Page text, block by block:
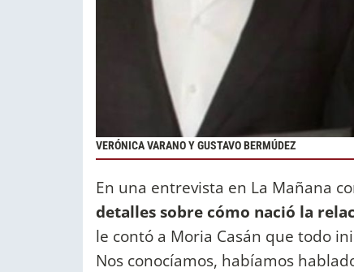
VERÓNICA VARANO Y GUSTAVO BERMÚDEZ
En una entrevista en La Mañana
detalles sobre cómo nació la
le contó a Moria Casán que todo
Nos conocíamos, habíamos